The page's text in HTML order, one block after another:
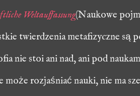
Weltauffassung(Naukowe
twierdzenia metafizyczne są
nie stoi ani nad, ani pod
może rozjaśniać nauki, nie ma